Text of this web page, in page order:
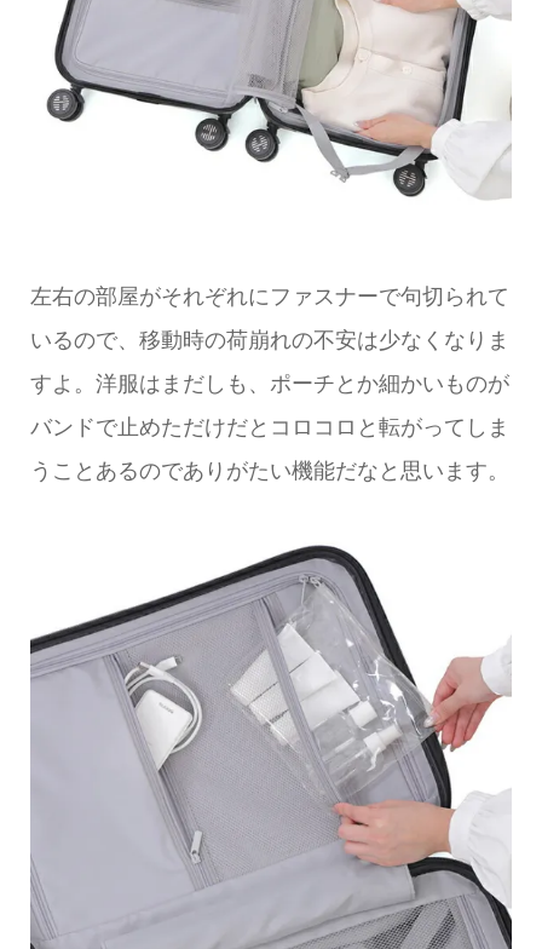
左右の部屋がそれぞれにファスナーで句切られて
いるので、移動時の荷崩れの不安は少なくなりま
すよ。洋服はまだしも、ポーチとか細かいものが
バンドで止めただけだとコロコロと転がってしま
うことあるのでありがたい機能だなと思います。